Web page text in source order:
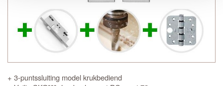
+ 3-puntssluiting model krukbediend